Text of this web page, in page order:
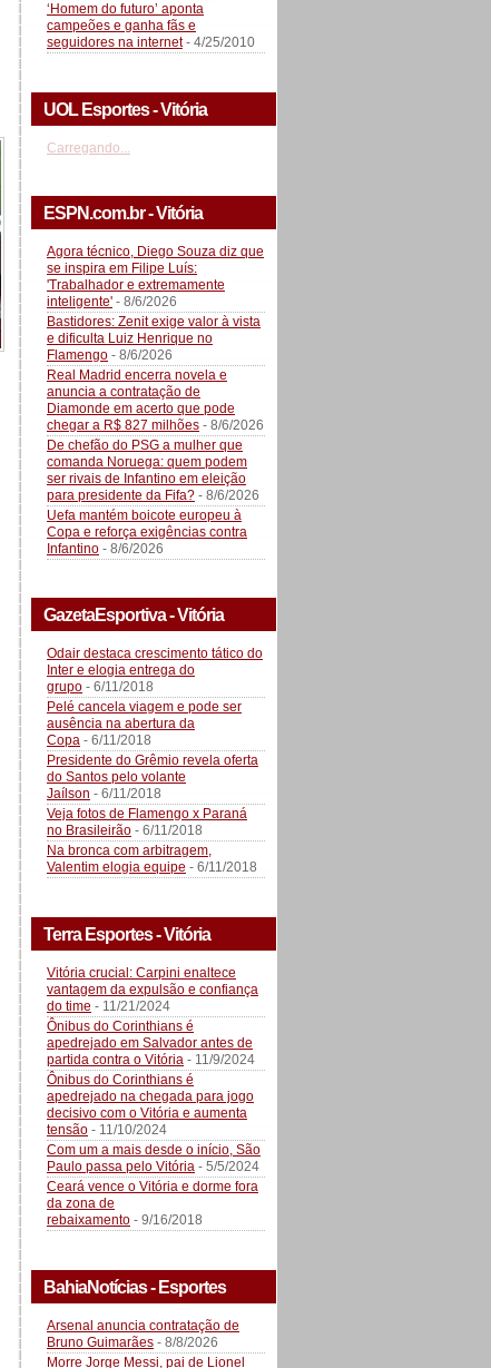
‘Homem do futuro’ aponta
campeões e ganha fãs e
seguidores na internet- 4/25/2010
UOL Esportes - Vitória
Carregando...
ESPN.com.br - Vitória
Agora técnico, Diego Souza diz que
se inspira em Filipe Luís:
'Trabalhador e extremamente
inteligente' - 8/6/2026
Bastidores: Zenit exige valor à vista
e dificulta Luiz Henrique no
Flamengo - 8/6/2026
Real Madrid encerra novela e
anuncia a contratação de
Diamonde em acerto que pode
chegar a R$ 827 milhões - 8/6/2026
De chefão do PSG a mulher que
comanda Noruega: quem podem
ser rivais de Infantino em eleição
para presidente da Fifa? - 8/6/2026
Uefa mantém boicote europeu à
Copa e reforça exigências contra
Infantino - 8/6/2026
GazetaEsportiva - Vitória
Odair destaca crescimento tático do
Inter e elogia entrega do
grupo - 6/11/2018
Pelé cancela viagem e pode ser
ausência na abertura da
Copa - 6/11/2018
Presidente do Grêmio revela oferta
do Santos pelo volante
Jaílson - 6/11/2018
Veja fotos de Flamengo x Paraná
no Brasileirão - 6/11/2018
Na bronca com arbitragem,
Valentim elogia equipe - 6/11/2018
Terra Esportes - Vitória
Vitória crucial: Carpini enaltece
vantagem da expulsão e confiança
do time - 11/21/2024
Ônibus do Corinthians é
apedrejado em Salvador antes de
partida contra o Vitória - 11/9/2024
Ônibus do Corinthians é
apedrejado na chegada para jogo
decisivo com o Vitória e aumenta
tensão - 11/10/2024
Com um a mais desde o início, São
Paulo passa pelo Vitória - 5/5/2024
Ceará vence o Vitória e dorme fora
da zona de
rebaixamento - 9/16/2018
BahiaNotícias - Esportes
Arsenal anuncia contratação de
Bruno Guimarães - 8/8/2026
Morre Jorge Messi, pai de Lionel